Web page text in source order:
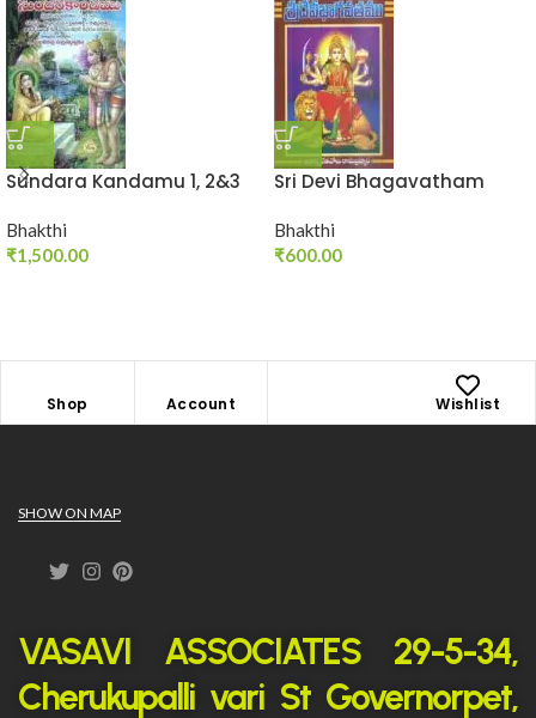
Sundara Kandamu 1, 2&3
Bhakthi
₹1,500.00
Sri Devi Bhagavatham
Bhakthi
₹600.00
Shop Account Wishlist
SHOW ON MAP
VASAVI ASSOCIATES 29-5-34,
Cherukupalli vari St Governorpet,